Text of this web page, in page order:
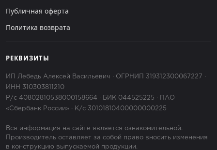
Публичная оферта
Политика возврата
РЕКВИЗИТЫ
ИП Лебедь Алексей Васильевич · ОГРНИП 319312300067227 ·
ИНН 310303811210
Р/с 40802810538000158664 · БИК 044525225 · ПАО
«Сбербанк России» · К/с 30101810400000000225
Вся информация на сайте является ознакомительной.
Производитель оставляет за собой право вносить изменения
в конструкцию выпускаемой продукции.